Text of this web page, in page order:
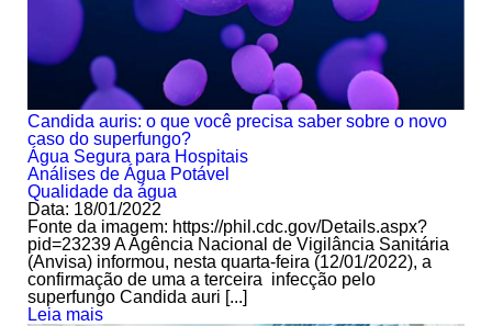
Candida auris: o que você precisa saber sobre o novo
caso do superfungo?
Água Segura para Hospitais
Análises de Água Potável
Qualidade da água
Data: 18/01/2022
Fonte da imagem: https://phil.cdc.gov/Details.aspx?
pid=23239 A Agência Nacional de Vigilância Sanitária
(Anvisa) informou, nesta quarta-feira (12/01/2022), a
confirmação de uma a terceira infecção pelo
superfungo Candida auri [...]
Leia mais